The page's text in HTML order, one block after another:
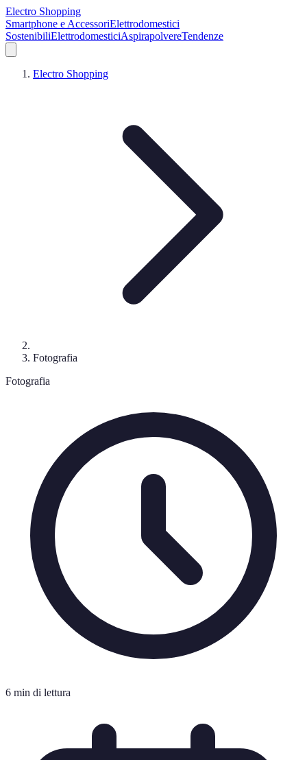
Electro Shopping
Smartphone e AccessoriElettrodomestici
SostenibiliElettrodomesticiAspirapolvereTendenze
Electro Shopping
Fotografia
Fotografia
6 min di lettura